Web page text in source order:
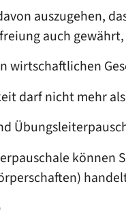
auszugehen,
auch
wirtschaftlichen
darf nicht mehr
können